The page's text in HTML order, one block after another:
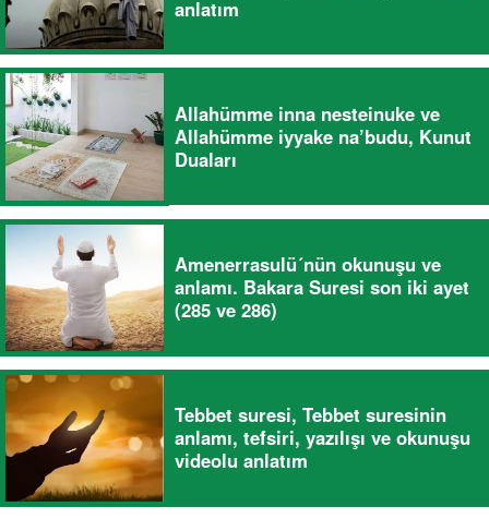
anlatım
Allahümme inna nesteinuke ve
Allahümme iyyake na’budu, Kunut
Duaları
Amenerrasulü´nün okunuşu ve
anlamı. Bakara Suresi son iki ayet
(285 ve 286)
Tebbet suresi, Tebbet suresinin
anlamı, tefsiri, yazılışı ve okunuşu
videolu anlatım